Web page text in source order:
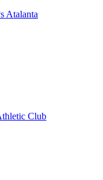
Atalanta
Club